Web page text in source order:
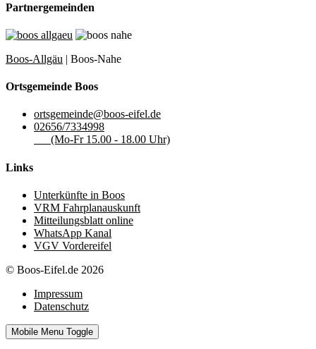
Partnergemeinden
Boos-Allgäu | Boos-Nahe
Ortsgemeinde Boos
ortsgemeinde@boos-eifel.de
02656/7334998
(Mo-Fr 15.00 - 18.00 Uhr)
Links
Unterkünfte in Boos
VRM Fahrplanauskunft
Mitteilungsblatt online
WhatsApp Kanal
VGV Vordereifel
© Boos-Eifel.de 2026
Impressum
Datenschutz
Mobile Menu Toggle